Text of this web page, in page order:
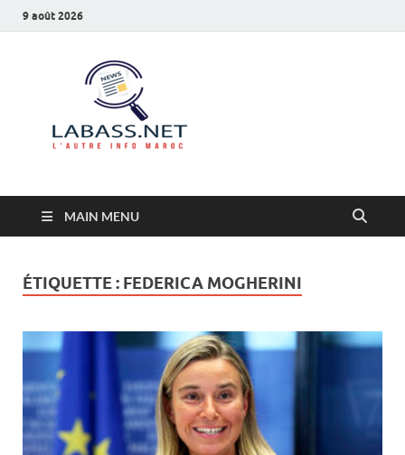
9 août 2026
MAIN MENU
ÉTIQUETTE : FEDERICA MOGHERINI